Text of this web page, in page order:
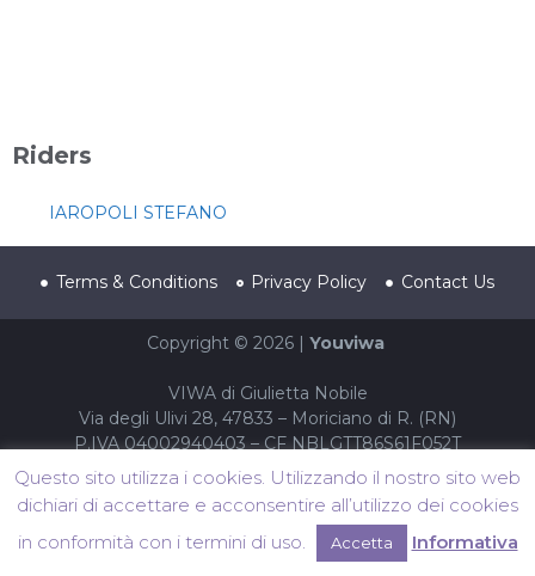
Riders
IAROPOLI STEFANO
Terms & Conditions Privacy Policy Contact Us
Copyright © 2026 | Youviwa
VIWA di Giulietta Nobile
Via degli Ulivi 28, 47833 – Moriciano di R. (RN)
P.IVA 04002940403 – CF NBLGTT86S61F052T
Questo sito utilizza i cookies. Utilizzando il nostro sito web
dichiari di accettare e acconsentire all’utilizzo dei cookies
in conformità con i termini di uso.
Accetta Informativa